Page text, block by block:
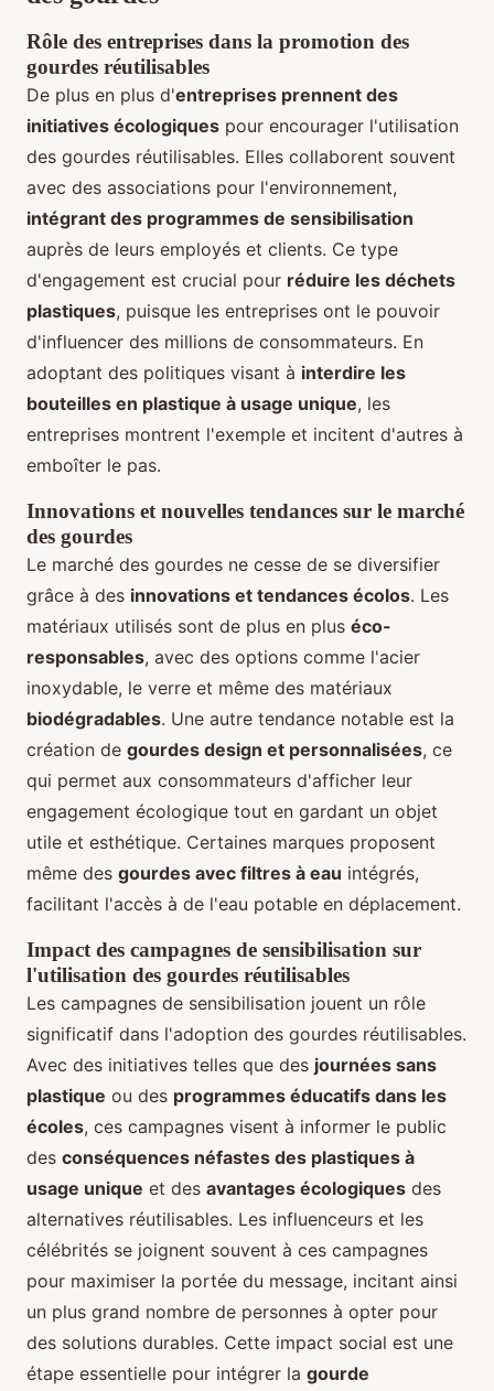
Rôle des entreprises dans la promotion des
gourdes réutilisables
De plus en plus d'entreprises prennent des
initiatives écologiques pour encourager l'utilisation
des gourdes réutilisables. Elles collaborent souvent
avec des associations pour l'environnement,
intégrant des programmes de sensibilisation
auprès de leurs employés et clients. Ce type
d'engagement est crucial pour réduire les déchets
plastiques, puisque les entreprises ont le pouvoir
d'influencer des millions de consommateurs. En
adoptant des politiques visant à interdire les
bouteilles en plastique à usage unique, les
entreprises montrent l'exemple et incitent d'autres à
emboîter le pas.
Innovations et nouvelles tendances sur le marché
des gourdes
Le marché des gourdes ne cesse de se diversifier
grâce à des innovations et tendances écolos. Les
matériaux utilisés sont de plus en plus éco-
responsables, avec des options comme l'acier
inoxydable, le verre et même des matériaux
biodégradables. Une autre tendance notable est la
création de gourdes design et personnalisées, ce
qui permet aux consommateurs d'afficher leur
engagement écologique tout en gardant un objet
utile et esthétique. Certaines marques proposent
même des gourdes avec filtres à eau intégrés,
facilitant l'accès à de l'eau potable en déplacement.
Impact des campagnes de sensibilisation sur
l'utilisation des gourdes réutilisables
Les campagnes de sensibilisation jouent un rôle
significatif dans l'adoption des gourdes réutilisables.
Avec des initiatives telles que des journées sans
plastique ou des programmes éducatifs dans les
écoles, ces campagnes visent à informer le public
des conséquences néfastes des plastiques à
usage unique et des avantages écologiques des
alternatives réutilisables. Les influenceurs et les
célébrités se joignent souvent à ces campagnes
pour maximiser la portée du message, incitant ainsi
un plus grand nombre de personnes à opter pour
des solutions durables. Cette impact social est une
étape essentielle pour intégrer la gourde